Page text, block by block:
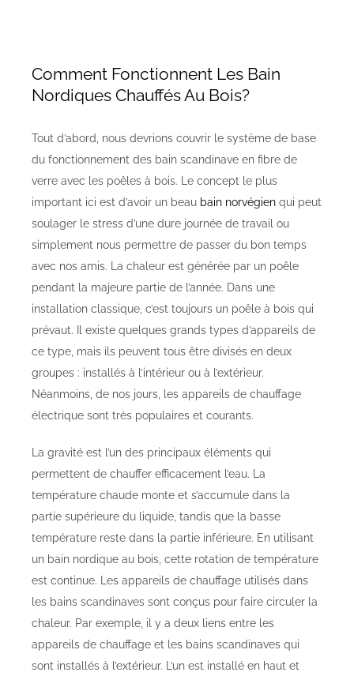
Comment Fonctionnent Les Bain
Nordiques Chauffés Au Bois?
Tout d’abord, nous devrions couvrir le système de base
du fonctionnement des bain scandinave en fibre de
verre avec les poêles à bois. Le concept le plus
important ici est d’avoir un beau bain norvégien qui peut
soulager le stress d’une dure journée de travail ou
simplement nous permettre de passer du bon temps
avec nos amis. La chaleur est générée par un poêle
pendant la majeure partie de l’année. Dans une
installation classique, c’est toujours un poêle à bois qui
prévaut. Il existe quelques grands types d’appareils de
ce type, mais ils peuvent tous être divisés en deux
groupes : installés à l’intérieur ou à l’extérieur.
Néanmoins, de nos jours, les appareils de chauffage
électrique sont très populaires et courants.
La gravité est l’un des principaux éléments qui
permettent de chauffer efficacement l’eau. La
température chaude monte et s’accumule dans la
partie supérieure du liquide, tandis que la basse
température reste dans la partie inférieure. En utilisant
un bain nordique au bois, cette rotation de température
est continue. Les appareils de chauffage utilisés dans
les bains scandinaves sont conçus pour faire circuler la
chaleur. Par exemple, il y a deux liens entre les
appareils de chauffage et les bains scandinaves qui
sont installés à l’extérieur. L’un est installé en haut et